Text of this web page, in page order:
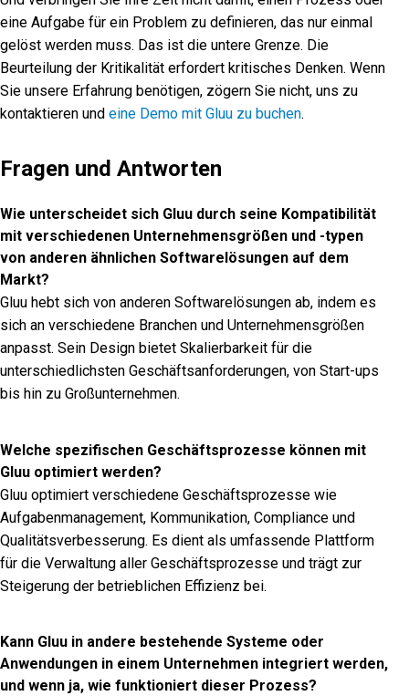
eine Aufgabe für ein Problem zu definieren, das nur einmal
gelöst werden muss. Das ist die untere Grenze. Die
Beurteilung der Kritikalität erfordert kritisches Denken. Wenn
Sie unsere Erfahrung benötigen, zögern Sie nicht, uns zu
kontaktieren und eine Demo mit Gluu zu buchen.
Fragen und Antworten
Wie unterscheidet sich Gluu durch seine Kompatibilität
mit verschiedenen Unternehmensgrößen und -typen
von anderen ähnlichen Softwarelösungen auf dem
Markt?
Gluu hebt sich von anderen Softwarelösungen ab, indem es
sich an verschiedene Branchen und Unternehmensgrößen
anpasst. Sein Design bietet Skalierbarkeit für die
unterschiedlichsten Geschäftsanforderungen, von Start-ups
bis hin zu Großunternehmen.
Welche spezifischen Geschäftsprozesse können mit
Gluu optimiert werden?
Gluu optimiert verschiedene Geschäftsprozesse wie
Aufgabenmanagement, Kommunikation, Compliance und
Qualitätsverbesserung. Es dient als umfassende Plattform
für die Verwaltung aller Geschäftsprozesse und trägt zur
Steigerung der betrieblichen Effizienz bei.
Kann Gluu in andere bestehende Systeme oder
Anwendungen in einem Unternehmen integriert werden,
und wenn ja, wie funktioniert dieser Prozess?